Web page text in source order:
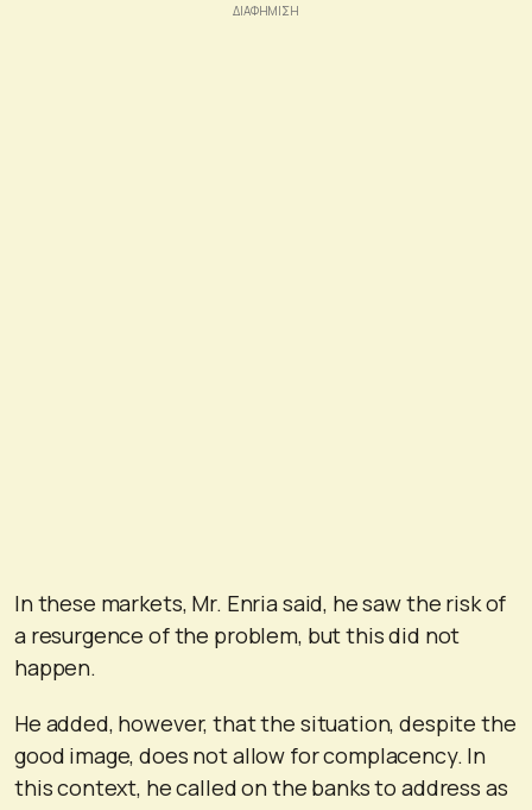
In these markets, Mr. Enria said, he saw the risk of
a resurgence of the problem, but this did not
happen.
He added, however, that the situation, despite the
good image, does not allow for complacency. In
this context, he called on the banks to address as